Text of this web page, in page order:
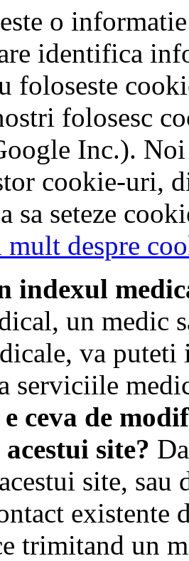
o
identifica
foloseste
folosesc
Inc.).
cookie-uri,
sa seteze
mult despre
indexul
un medic
va puteti
serviciile
ceva de
site?
site, sau
existente
trimitand un